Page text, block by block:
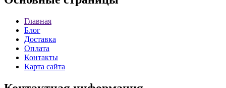
Главная
Блог
Доставка
Оплата
Контакты
Карта сайта